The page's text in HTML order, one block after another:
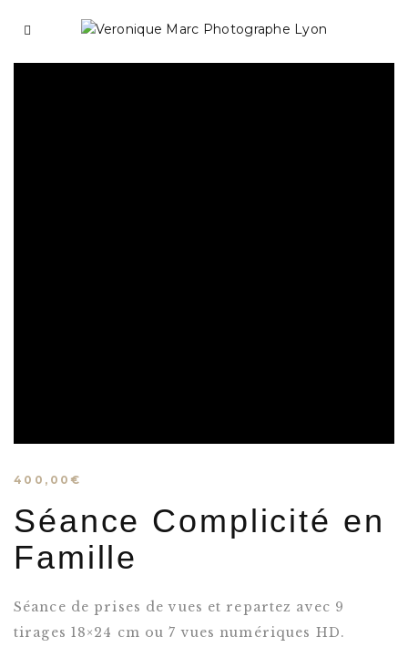
Séance Complicité en
Famille
400,00 €
Séance de prises de vues et repartez avec 9
tirages 18×24 cm ou 7 vues numériques HD.